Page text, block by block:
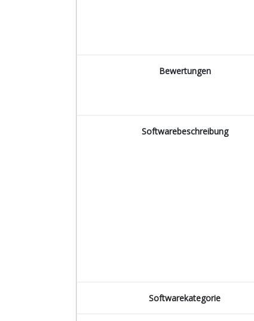
Bewertungen
Softwarebeschreibung
Softwarekategorie